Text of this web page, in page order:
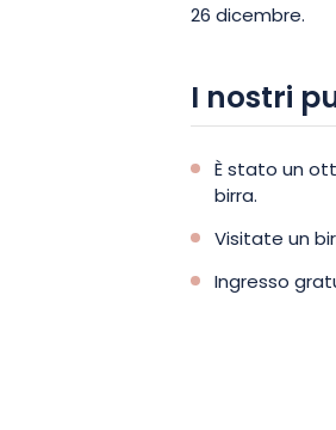
26 dicembre.
I nostri
È stato un
birra.
Visitate un
Ingresso